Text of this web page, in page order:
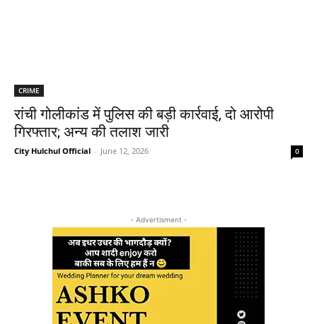
CRIME
रांची गोलीकांड में पुलिस की बड़ी कार्रवाई, दो आरोपी
गिरफ्तार; अन्य की तलाश जारी
City Hulchul Official - June 12, 2026 0
- Advertisment -